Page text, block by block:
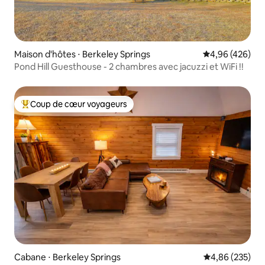
Maison d'hôtes ⋅ Berkeley Springs Évaluation
4,96 (426)
Pond Hill Guesthouse - 2 chambres avec jacuzzi et WiFi !!
Coups de cœur voyageurs les plus appréciés
Coup de cœur voyageurs
Cabane ⋅ Berkeley Springs Évaluation
4,86 (235)